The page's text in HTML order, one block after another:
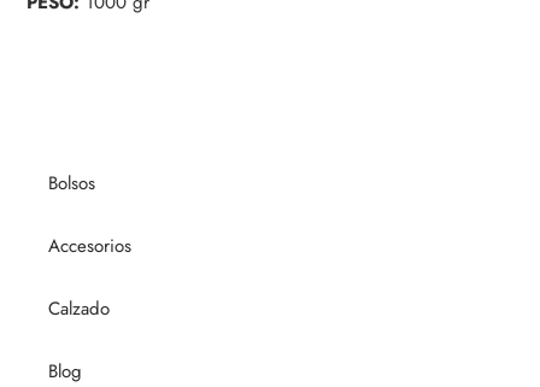
Bolsos
Accesorios
Calzado
Blog